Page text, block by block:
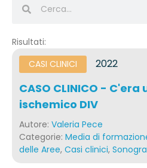
Risultati:
CASI CLINICI
2022
CASO CLINICO -
ischemico DIV
Autore: Valeria Pece
Categorie: Media di
delle Aree, Casi clinici,